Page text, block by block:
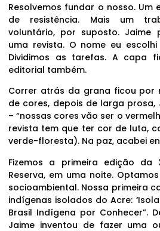
Resolvemos fundar o nosso. Um
de resistência. Mais um
voluntário, por suposto. Jaime
uma revista. O nome eu
Dividimos as tarefas. A capa
editorial também.
Correr atrás da grana ficou por
de cores, depois de larga prosa,
– “nossas cores vão ser o
revista tem que ter cor de luta,
verde-floresta). Na paz, acabei
Fizemos a primeira edição da
Reserva, em uma noite.
socioambiental. Nossa primeira
indígenas isolados do Acre:
Brasil Indígena por Conhecer”.
Jaime inventou de fazer uma